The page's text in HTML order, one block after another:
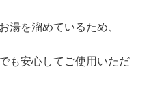
湯を溜めているため、
も安心してご使用いただ